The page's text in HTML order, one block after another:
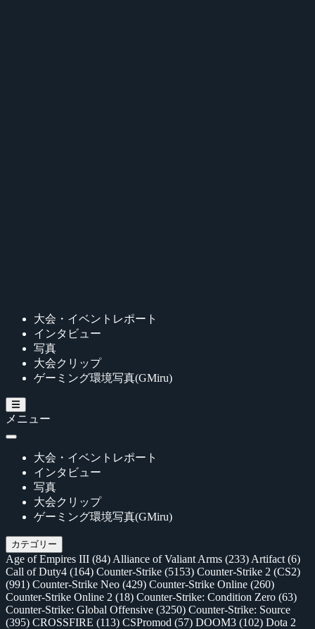
大会・イベントレポート
インタビュー
写真
大会クリップ
ゲーミング環境写真(GMiru)
メニュー
大会・イベントレポート
インタビュー
写真
大会クリップ
ゲーミング環境写真(GMiru)
カテゴリー
Age of Empires III (84) Alliance of Valiant Arms (233) Artifact (6)
Call of Duty4 (164) Counter-Strike (5153) Counter-Strike 2 (CS2)
(991) Counter-Strike Neo (429) Counter-Strike Online (260)
Counter-Strike Online 2 (18) Counter-Strike: Condition Zero (63)
Counter-Strike: Global Offensive (3250) Counter-Strike: Source
(395) CROSSFIRE (113) CSPromod (57) DOOM3 (102) Dota 2